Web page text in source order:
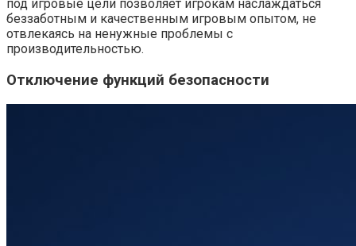
под игровые цели позволяет игрокам наслаждаться
беззаботным и качественным игровым опытом, не
отвлекаясь на ненужные проблемы с
производительностью.
Отключение функций безопасности